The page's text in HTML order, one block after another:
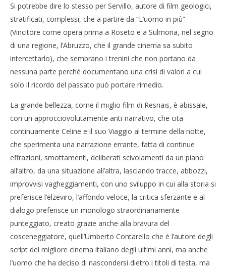
Si potrebbe dire lo stesso per Servillo, autore di film geologici,
stratificati, complessi, che a partire da “L’uomo in più”
(Vincitore come opera prima a Roseto e a Sulmona, nel segno
di una regione, l’Abruzzo, che il grande cinema sa subito
intercettarlo), che sembrano i trenini che non portano da
nessuna parte perché documentano una crisi di valori a cui
solo il ricordo del passato può portare rimedio.
La grande bellezza, come il miglio film di Resnais, è abissale,
con un approcciovolutamente anti-narrativo, che cita
continuamente Celine e il suo Viaggio al termine della notte,
che sperimenta una narrazione errante, fatta di continue
effrazioni, smottamenti, deliberati scivolamenti da un piano
all’altro, da una situazione all’altra, lasciando tracce, abbozzi,
improvvisi vagheggiamenti, con uno sviluppo in cui alla storia si
preferisce l’elzeviro, l’affondo veloce, la critica sferzante e al
dialogo preferisce un monologo straordinariamente
punteggiato, creato grazie anche alla bravura del
cosceneggiatore, quell’Umberto Contarello che è l’autore degli
script del migliore cinema italiano degli ultimi anni, ma anche
l’uomo che ha deciso di nascondersi dietro i titoli di testa, ma